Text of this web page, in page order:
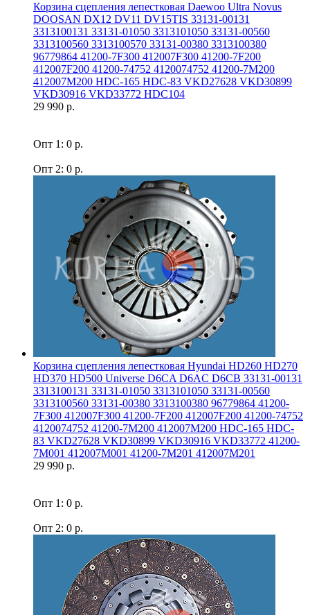
Корзина сцепления лепестковая Daewoo Ultra Novus
DOOSAN DX12 DV11 DV15TIS 33131-00131
3313100131 33131-01050 3313101050 33131-00560
3313100560 3313100570 33131-00380 3313100380
96779864 41200-7F300 412007F300 41200-7F200
412007F200 41200-74752 4120074752 41200-7M200
412007M200 HDC-165 HDC-83 VKD27628 VKD30899
VKD30916 VKD33772 HDC104
29 990 р.
Опт 1: 0 р.
Опт 2: 0 р.
Корзина сцепления лепестковая Hyundai HD260 HD270
HD370 HD500 Universe D6CA D6AC D6CB 33131-00131
3313100131 33131-01050 3313101050 33131-00560
3313100560 33131-00380 3313100380 96779864 41200-
7F300 412007F300 41200-7F200 412007F200 41200-74752
4120074752 41200-7M200 412007M200 HDC-165 HDC-
83 VKD27628 VKD30899 VKD30916 VKD33772 41200-
7M001 412007M001 41200-7M201 412007M201
29 990 р.
Опт 1: 0 р.
Опт 2: 0 р.